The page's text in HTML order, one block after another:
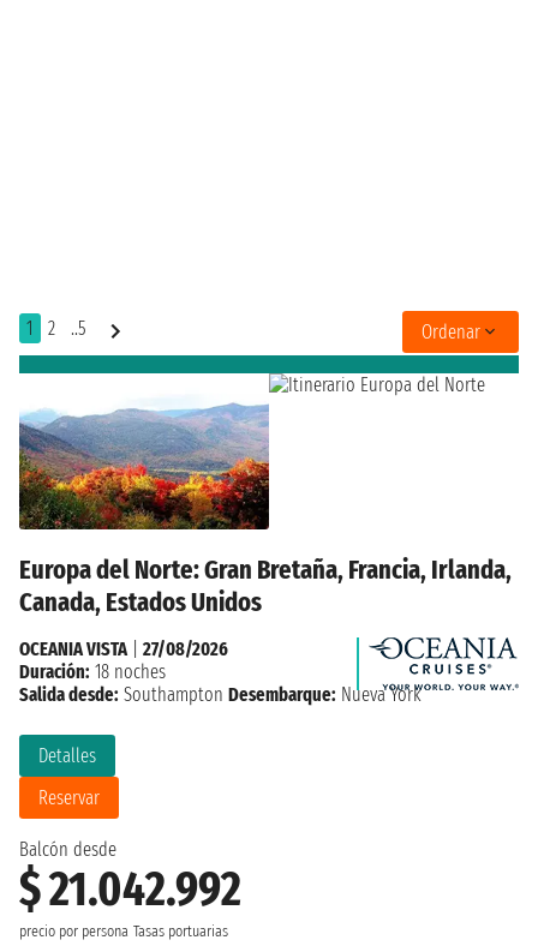
1 2 ..5 Ordenar
Europa del Norte: Gran Bretaña, Francia, Irlanda,
Canada, Estados Unidos
Balcón desde
$ 21.042.992
precio por persona Tasas portuarias
Detalles
Reservar
OCEANIA VISTA
27/08/2026
Duración: 18 noches
Salida desde: Southampton Desembarque: Nueva York